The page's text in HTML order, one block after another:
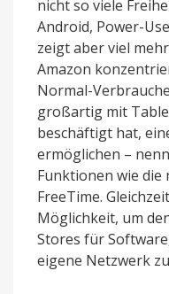
nicht so viele
Android, Power-
zeigt aber viel
Amazon
Normal-
großartig mit
beschäftigt hat,
ermöglichen –
Funktionen wie
FreeTime.
Möglichkeit, um
Stores für
eigene Netzwerk